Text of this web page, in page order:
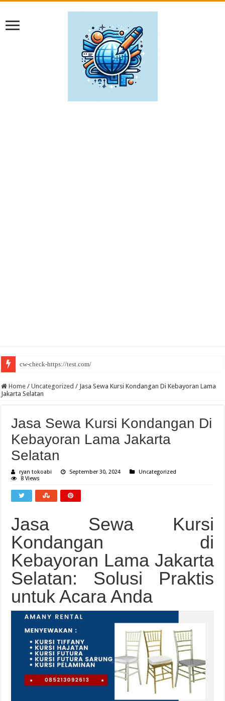
cw-check-https://test.com/
Home / Uncategorized / Jasa Sewa Kursi Kondangan Di Kebayoran Lama
Jakarta Selatan
Jasa Sewa Kursi Kondangan Di
Kebayoran Lama Jakarta
Selatan
ryan tokoabi September 30, 2024
Uncategorized
8 Views
Jasa Sewa Kursi
Kondangan di
Kebayoran Lama Jakarta
Selatan: Solusi Praktis
untuk Acara Anda